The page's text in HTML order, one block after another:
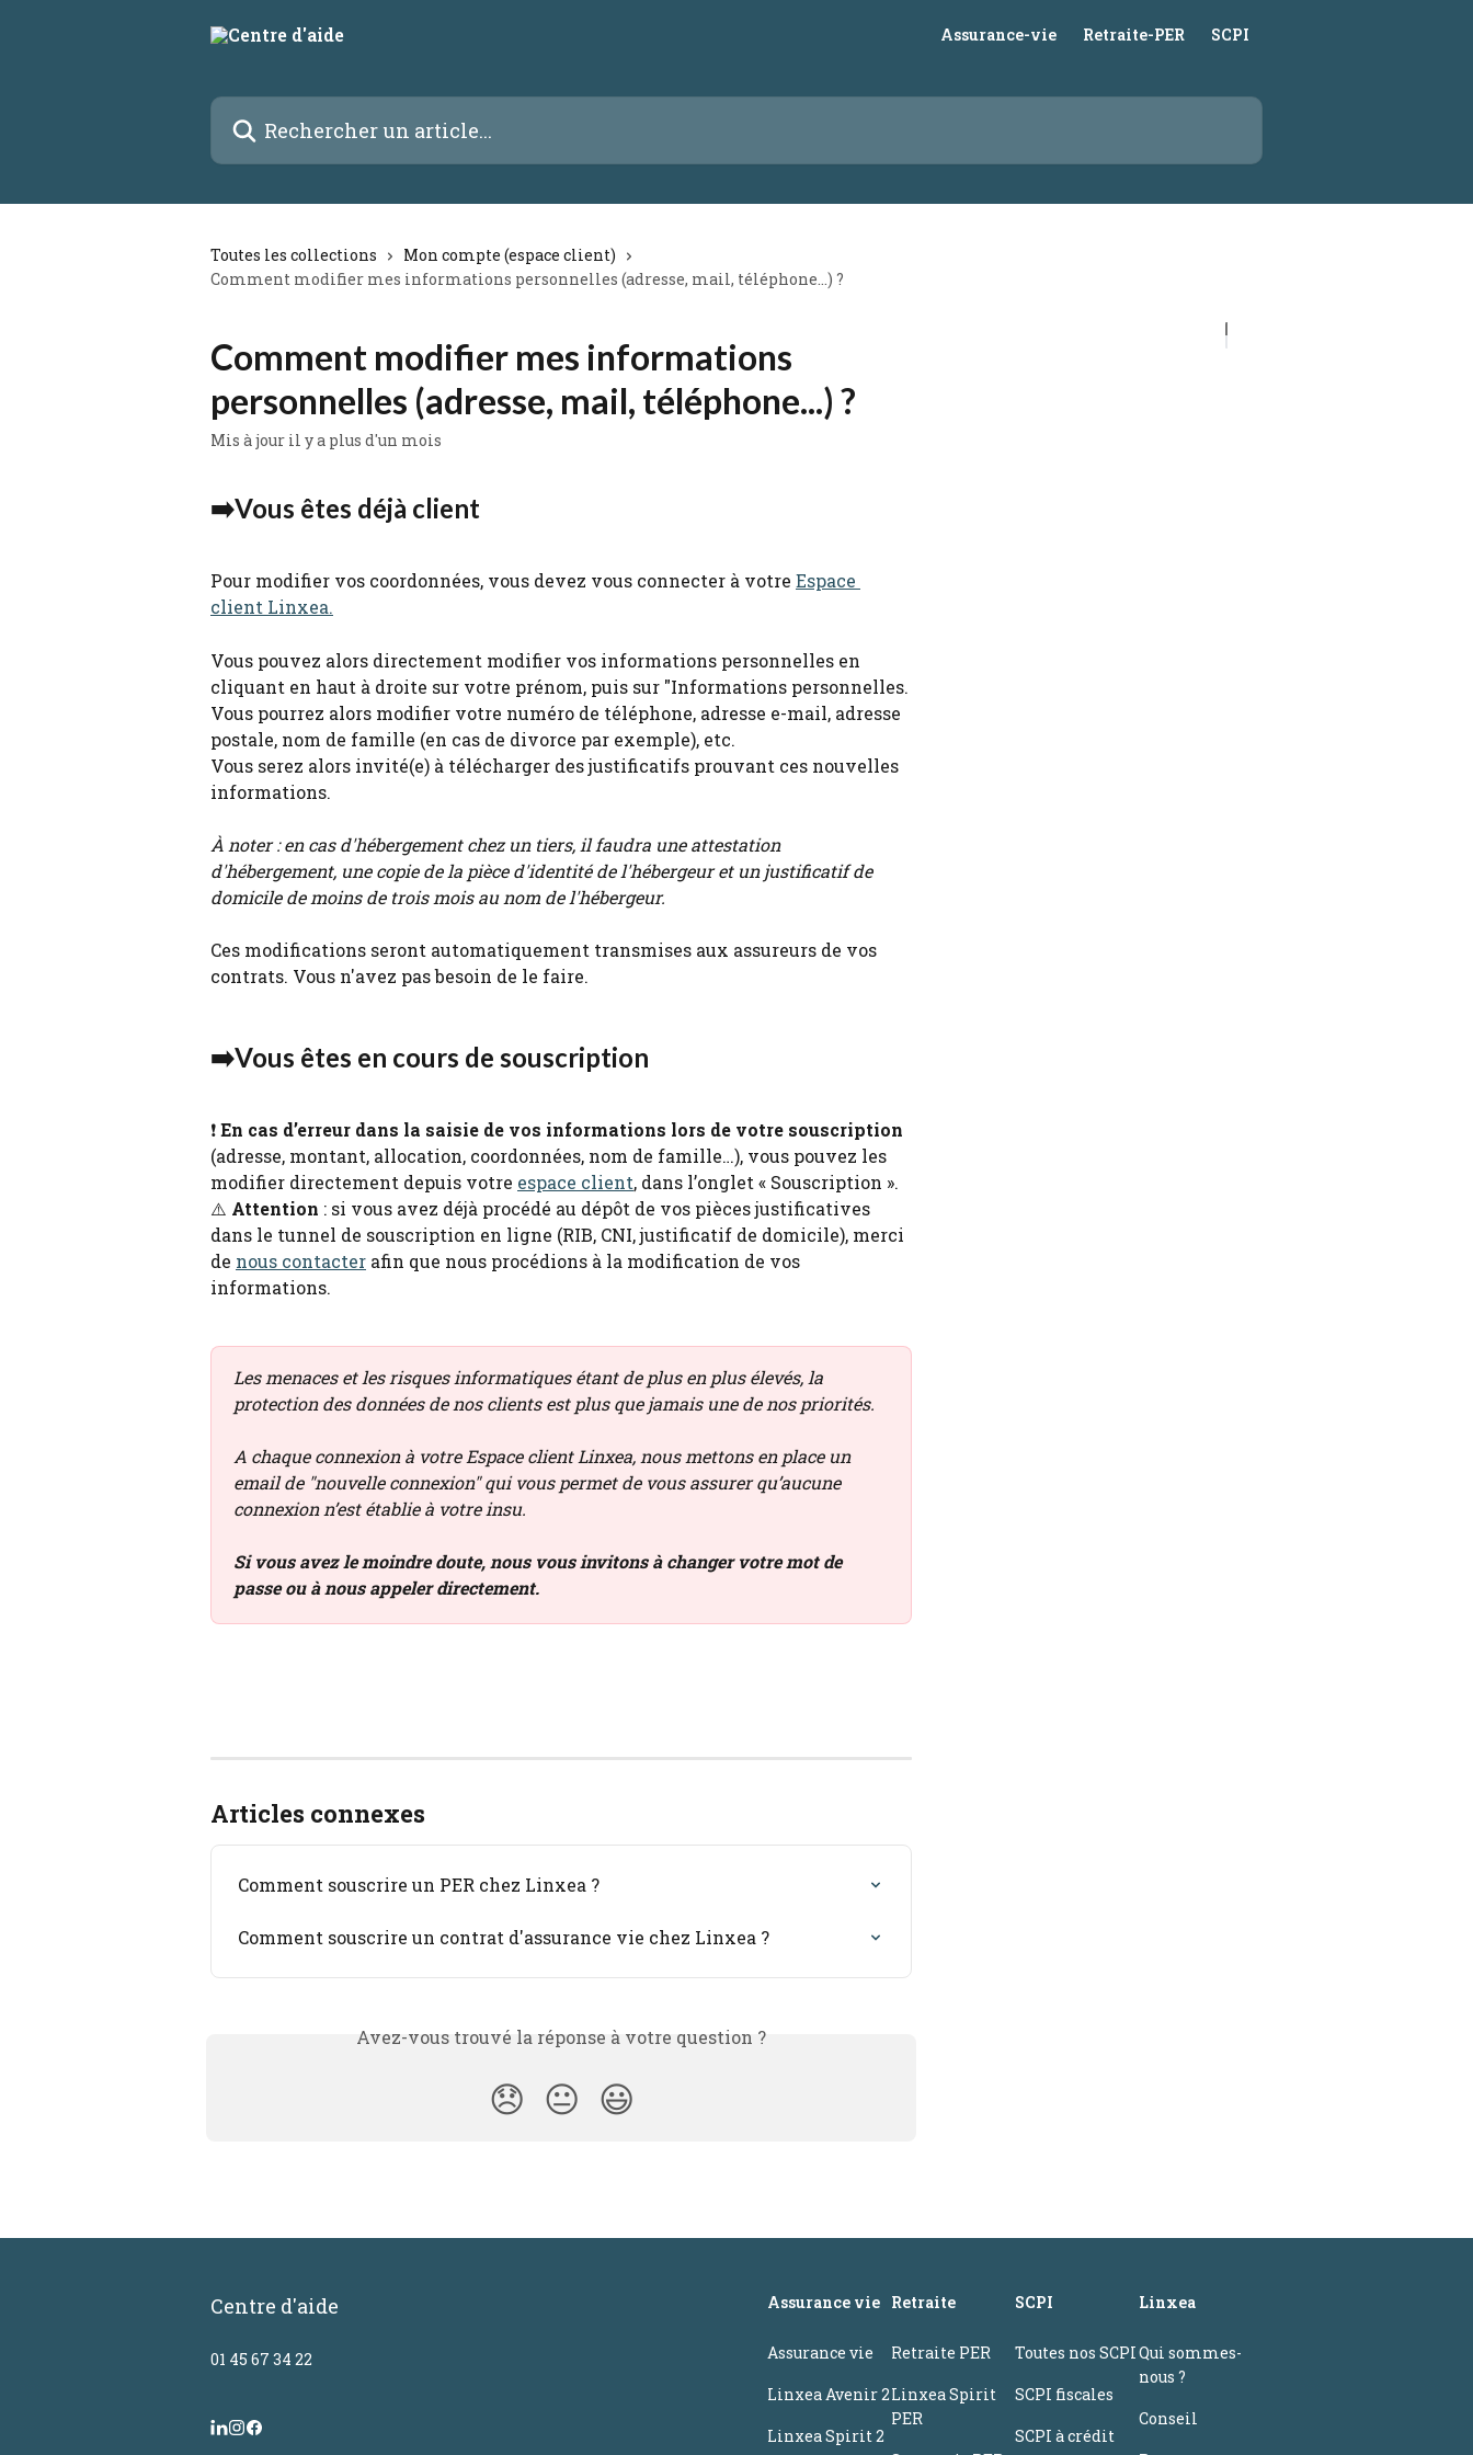
Assurance-vie Retraite-PER SCPI
Rechercher un article...
Toutes les collections
Mon compte (espace client)
Comment modifier mes informations personnelles (adresse, mail, téléphone...) ?
Comment modifier mes informations
personnelles (adresse, mail, téléphone...) ?
Mis à jour il y a plus d'un mois
➡️Vous êtes déjà client
Pour modifier vos coordonnées, vous devez vous connecter à votre Espace
client Linxea.
Vous pouvez alors directement modifier vos informations personnelles en
cliquant en haut à droite sur votre prénom, puis sur "Informations personnelles.
Vous pourrez alors modifier votre numéro de téléphone, adresse e-mail, adresse
postale, nom de famille (en cas de divorce par exemple), etc.
Vous serez alors invité(e) à télécharger des justificatifs prouvant ces nouvelles
informations.
À noter : en cas d'hébergement chez un tiers, il faudra une attestation
d'hébergement, une copie de la pièce d'identité de l'hébergeur et un justificatif de
domicile de moins de trois mois au nom de l'hébergeur.
Ces modifications seront automatiquement transmises aux assureurs de vos
contrats. Vous n'avez pas besoin de le faire.
➡️Vous êtes en cours de souscription
❗ En cas d’erreur dans la saisie de vos informations lors de votre souscription
(adresse, montant, allocation, coordonnées, nom de famille…), vous pouvez les
modifier directement depuis votre espace client, dans l’onglet « Souscription ».
⚠️ Attention : si vous avez déjà procédé au dépôt de vos pièces justificatives
dans le tunnel de souscription en ligne (RIB, CNI, justificatif de domicile), merci
de nous contacter afin que nous procédions à la modification de vos
informations.
Les menaces et les risques informatiques étant de plus en plus élevés, la
protection des données de nos clients est plus que jamais une de nos priorités.
A chaque connexion à votre Espace client Linxea, nous mettons en place un
email de "nouvelle connexion" qui vous permet de vous assurer qu’aucune
connexion n’est établie à votre insu.
Si vous avez le moindre doute, nous vous invitons à changer votre mot de
passe ou à nous appeler directement.
Articles connexes
Comment souscrire un PER chez Linxea ?
Comment souscrire un contrat d'assurance vie chez Linxea ?
Avez-vous trouvé la réponse à votre question ?
😞 😐 😃
Centre d'aide
01 45 67 34 22
Assurance vie
Assurance vie
Linxea Avenir 2
Linxea Spirit 2
Retraite
Retraite PER
Linxea Spirit
PER
SCPI
Toutes nos SCPI
SCPI fiscales
SCPI à crédit
Linxea
Qui sommes-
nous ?
Conseil